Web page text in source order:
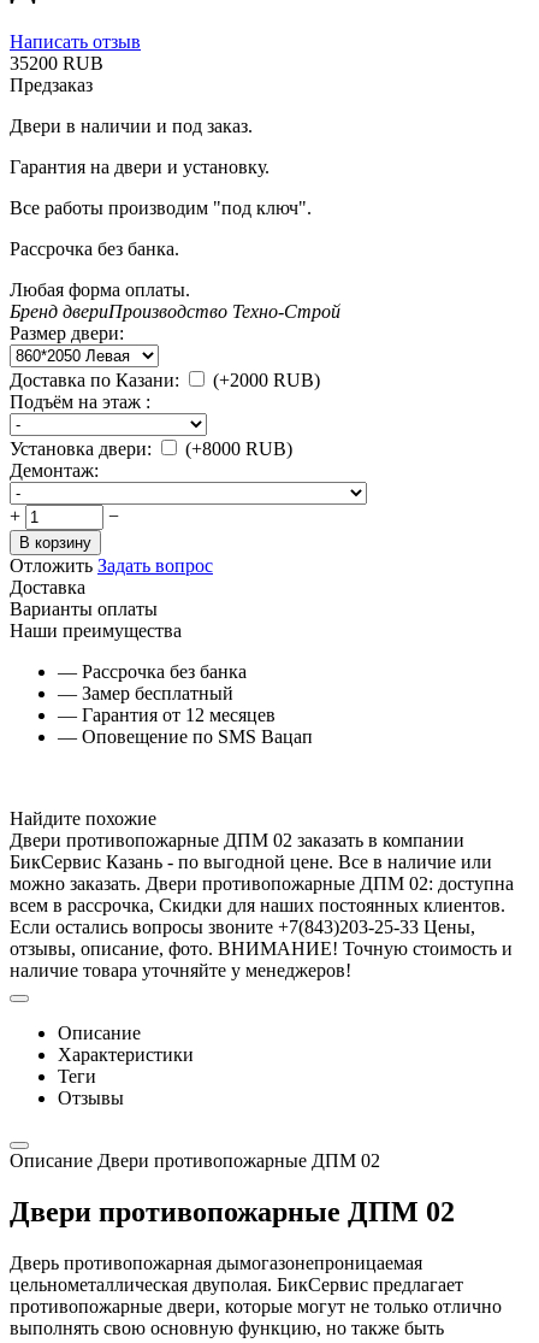
Написать отзыв
‍35200‍ RUB
Предзаказ
Двери в наличии и под заказ.
Гарантия на двери и установку.
Все работы производим "под ключ".
Рассрочка без банка.
Любая форма оплаты.
Бренд двериПроизводство Техно-Строй
Размер двери:
Доставка по Казани: (+2000 RUB)
Подъём на этаж :
Установка двери: (+8000 RUB)
Демонтаж:
+ −
В корзину
Отложить Задать вопрос
Доставка
Варианты оплаты
Наши преимущества
— Рассрочка без банка
— Замер бесплатный
— Гарантия от 12 месяцев
— Оповещение по SMS Вацап
Найдите похожие
Двери противопожарные ДПМ 02 заказать в компании
БикСервис Казань - по выгодной цене. Все в наличие или
можно заказать. Двери противопожарные ДПМ 02: доступна
всем в рассрочка, Скидки для наших постоянных клиентов.
Если остались вопросы звоните +7(843)203-25-33 Цены,
отзывы, описание, фото. ВНИМАНИЕ! Точную стоимость и
наличие товара уточняйте у менеджеров!
Описание
Характеристики
Теги
Отзывы
Описание Двери противопожарные ДПМ 02
Двери противопожарные ДПМ 02
Дверь противопожарная дымогазонепроницаемая
цельнометаллическая двуполая. БикСервис предлагает
противопожарные двери, которые могут не только отлично
выполнять свою основную функцию, но также быть